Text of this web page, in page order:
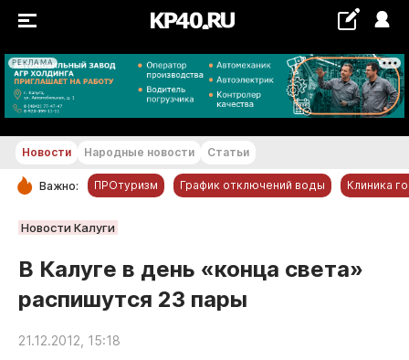
РЕКЛАМА
+18...+19 °С
РУБРИКИ
Новости компаний
Статьи
Народные новости
Новости Народные новости Статьи
Важно: ПРОтуризм График отключений воды Клиника
Новости Калуги
В Калуге в день «конца света»
распишутся 23 пары
21.12.2012, 15:18